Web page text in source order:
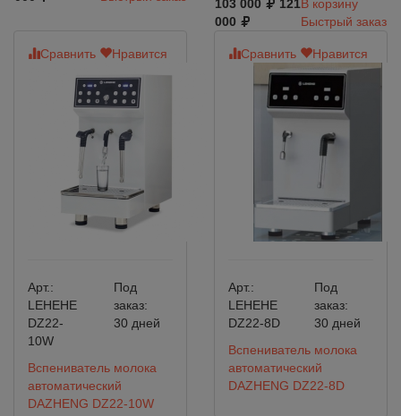
103 000
121
000
В корзину
Быстрый заказ
Сравнить Нравится
Арт.:
LEHEHE
DZ22-
10W
Под
заказ:
30 дней
Вспениватель молока
автоматический
DAZHENG DZ22-10W
Сравнить Нравится
Арт.:
LEHEHE
DZ22-8D
Под
заказ:
30 дней
Вспениватель молока
автоматический
DAZHENG DZ22-8D